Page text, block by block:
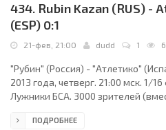
434. Rubin Kazan (RUS) -
(ESP) 0:1
21-фев, 21:00 dudd 1
"Рубин" (Россия) - "Атлетико"
2013 года, четверг. 21:00 мск. 1/
Лужники БСА. 3000 зрителей
Шовре (оба - Румыния).
ПОДРОБНЕЕ